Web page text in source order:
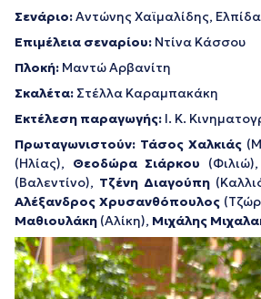
Σενάριο:Αντώνης Χαϊμαλίδης,
Επιμέλεια σεναρίου: Ντίνα Κάσσου
Πλοκή: Μαντώ Αρβανίτη
Σκαλέτα: Στέλλα Καραμπακάκη
Εκτέλεση παραγωγής: Ι. Κ.
Πρωταγωνιστούν: Τάσος Χαλκιάς
(Ηλίας), Θεοδώρα Σιάρκου (Φιλιώ),
(Βαλεντίνο), Τζένη Διαγούπη
Αλέξανδρος Χρυσανθόπουλος
Μαθιουλάκη (Αλίκη), Μιχάλης